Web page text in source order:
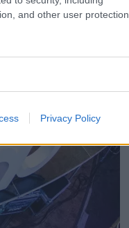
and other user protection.
Privacy Policy